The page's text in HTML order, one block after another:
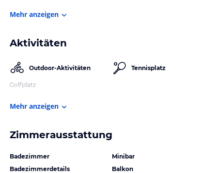
Mehr anzeigen
Aktivitäten
Outdoor-Aktivitäten
Golfplatz
Tennisplatz
Mehr anzeigen
Zimmerausstattung
Badezimmer
Badezimmerdetails
Minibar
Balkon